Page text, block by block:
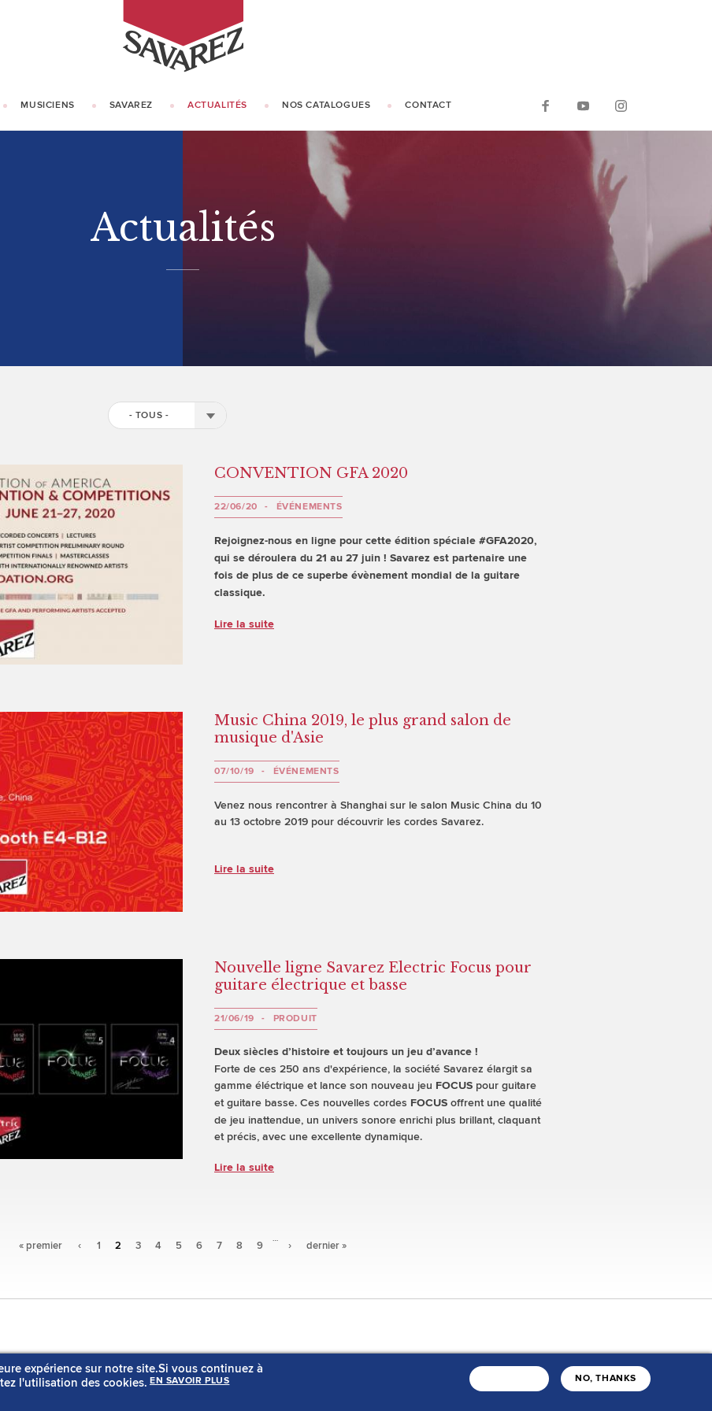
MUSICIENS SAVAREZ ACTUALITÉS NOS CATALOGUES CONTACT
Actualités
- TOUS -
CONVENTION GFA 2020
22/06/20 ÉVÉNEMENTS
Rejoignez-nous en ligne pour cette édition spéciale #GFA2020,
qui se déroulera du 21 au 27 juin ! Savarez est partenaire une
fois de plus de ce superbe évènement mondial de la guitare
classique.
Lire la suite
Music China 2019, le plus grand salon de
musique d'Asie
07/10/19 ÉVÉNEMENTS
Venez nous rencontrer à Shanghai sur le salon Music China du 10
au 13 octobre 2019 pour découvrir les cordes Savarez.
Lire la suite
Nouvelle ligne Savarez Electric Focus pour
guitare électrique et basse
21/06/19 PRODUIT
Deux siècles d’histoire et toujours un jeu d’avance !
Forte de ces 250 ans d'expérience, la société Savarez élargit sa
gamme éléctrique et lance son nouveau jeu FOCUS pour guitare
et guitare basse. Ces nouvelles cordes FOCUS offrent une qualité
de jeu inattendue, un univers sonore enrichi plus brillant, claquant
et précis, avec une excellente dynamique.
Lire la suite
« premier ‹ 1 2 3 4 5 6 7 8 9
…
› dernier »
Liste des musiciens
expérience sur notre site.Si vous continuez à
l'utilisation des cookies. EN SAVOIR PLUS NO, THANKS